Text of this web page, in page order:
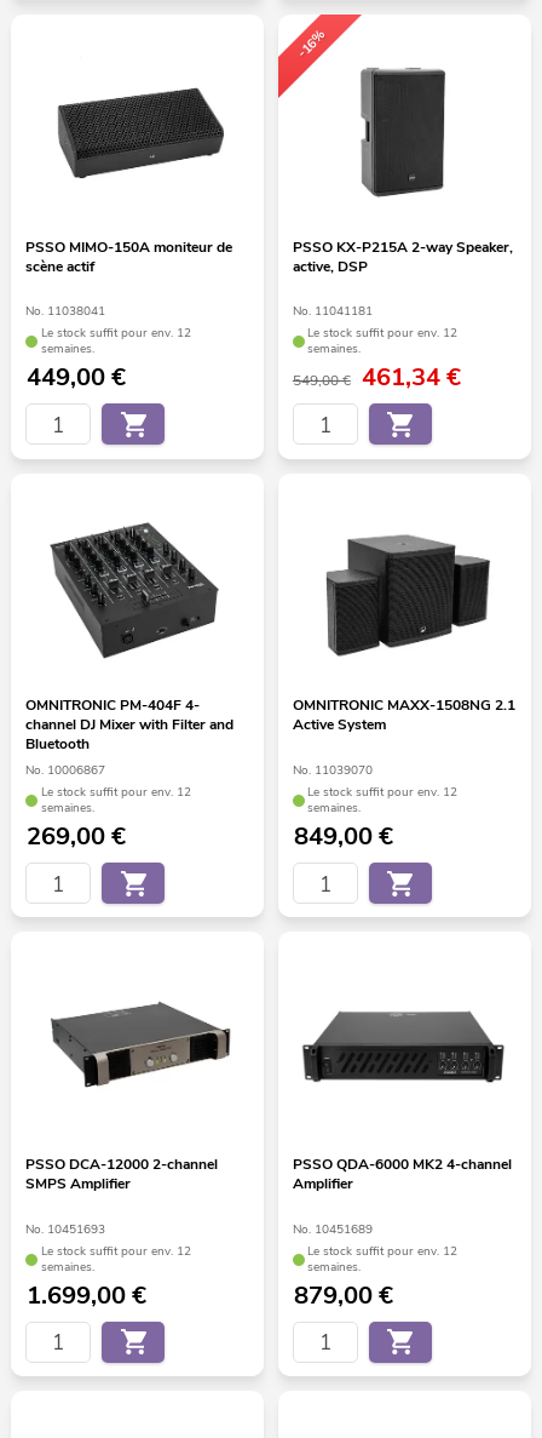
PSSO MIMO-150A moniteur de
scène actif
No. 11038041
Le stock suffit pour env. 12
semaines.
449,00€
-16%
PSSO KX-P215A 2-way Speaker,
active, DSP
No. 11041181
Le stock suffit pour env. 12
semaines.
549,00 € 461,34€
OMNITRONIC PM-404F 4-
channel DJ Mixer with Filter and
Bluetooth
No. 10006867
Le stock suffit pour env. 12
semaines.
269,00€
OMNITRONIC MAXX-1508NG 2.1
Active System
No. 11039070
Le stock suffit pour env. 12
semaines.
849,00€
PSSO DCA-12000 2-channel
SMPS Amplifier
No. 10451693
Le stock suffit pour env. 12
semaines.
1.699,00€
PSSO QDA-6000 MK2 4-channel
Amplifier
No. 10451689
Le stock suffit pour env. 12
semaines.
879,00€